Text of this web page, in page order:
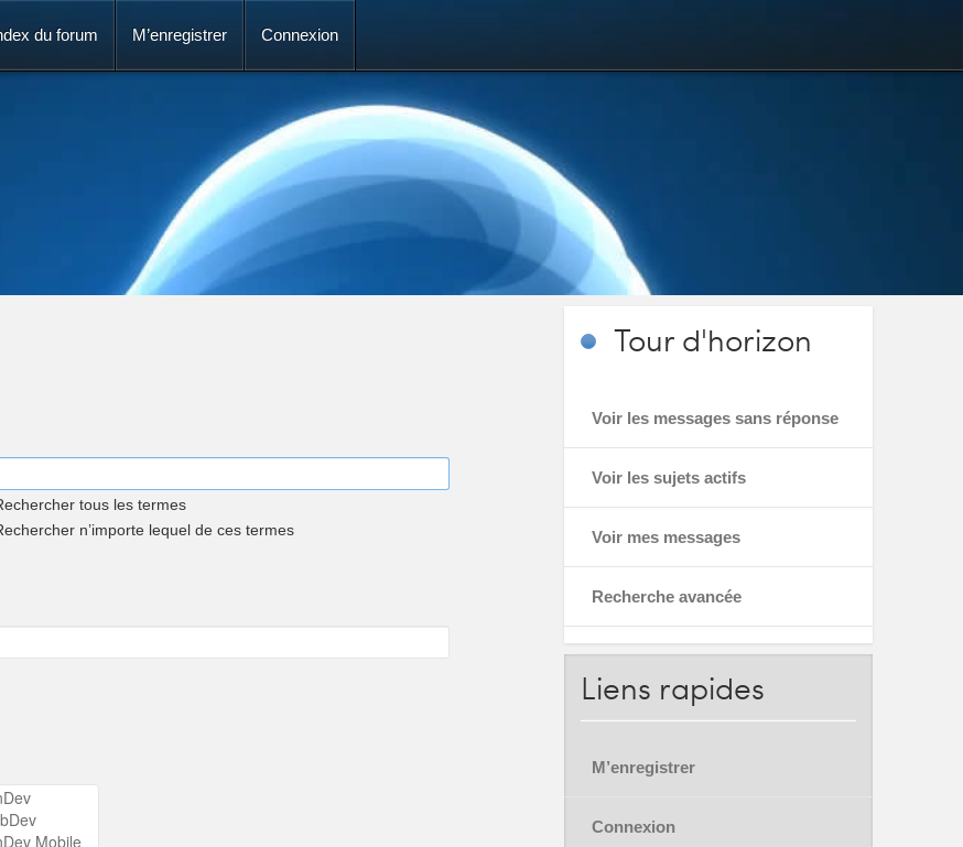
du forum M’enregistrer Connexion
tous les termes
n’importe lequel de ces termes
Tour d'horizon
Voir les messages sans réponse
Voir les sujets actifs
Voir mes messages
Recherche avancée
Liens rapides
M’enregistrer
Connexion